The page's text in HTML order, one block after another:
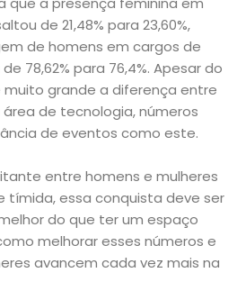
de 21,48% para 23,60%,
de homens em cargos de
78,62% para 76,4%. Apesar do
grande a diferença entre
de tecnologia, números
de eventos como este.
entre homens e mulheres
tímida, essa conquista deve ser
do que ter um espaço
melhorar esses números e
avancem cada vez mais na